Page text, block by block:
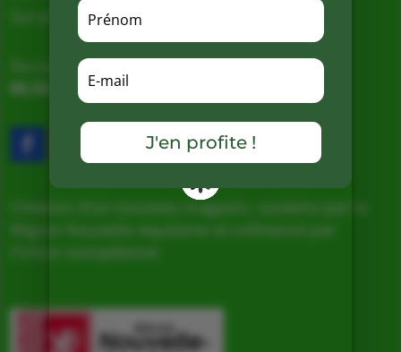
Sur place, Livraison et Expéditions
Du Lundi au Samedi de 9h à 19h
05.53.31.98.50–
Création d’un nouveau magasin, soutenu par la
J'en profite !